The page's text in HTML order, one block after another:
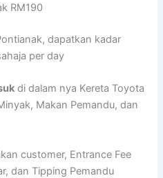
RM190
dapatkan kadar
per day
di dalam nya Kereta Toyota
Makan Pemandu, dan
customer, Entrance Fee
dan Tipping Pemandu